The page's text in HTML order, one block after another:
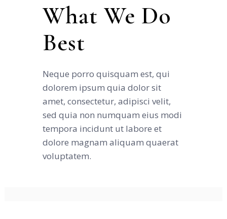
What We Do
Best
Neque porro quisquam est, qui
dolorem ipsum quia dolor sit
amet, consectetur, adipisci velit,
sed quia non numquam eius modi
tempora incidunt ut labore et
dolore magnam aliquam quaerat
voluptatem.